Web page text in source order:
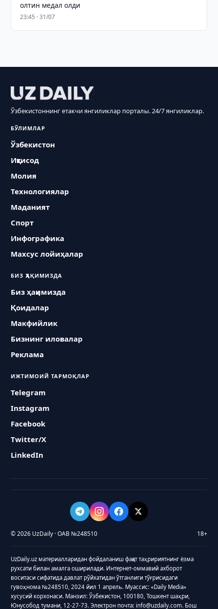
олтин медал олди
23:45 · 31/07
Ўзбекистоннинг етакчи янгиликлар порталы. 24/7 янгиликлар.
БЎЛИМЛАР
Ўзбекистон
Иқтисод
Молия
Технологиялар
Маданият
Спорт
Инфографика
Махсус лойиҳалар
БИЗ ҲАҚИМИЗДА
Биз ҳақимизда
Қоидалар
Макфийлик
Бизнинг иловалар
Реклама
ИЖТИМОИЙ ТАРМОҚЛАР
Telegram
Instagram
Facebook
Twitter/X
LinkedIn
© 2026 UzDaily · ОАВ №248510 18+
UzDaily.uz материалларидан фойдаланиш фақат таҳририятнинг ёзма
рухсати билан амалга оширилади. Интернет-оммавий ахборот
воситаси сифатида давлат рўйхатидан ўтганлиги тўғрисидаги
гувоҳнома №248510, 2024 йил 1 апрель. Муассис: «Daily Media»
хусусий корхонаси. Манзил: Ўзбекистон, 100180, Тошкент шаҳри,
Юнусобод тумани, 12-27-73. Электрон почта: info@uzdaily.com. Бош